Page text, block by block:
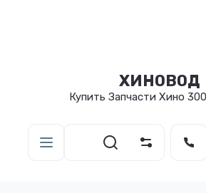
ХИНОВОД
Купить Запчасти Хино